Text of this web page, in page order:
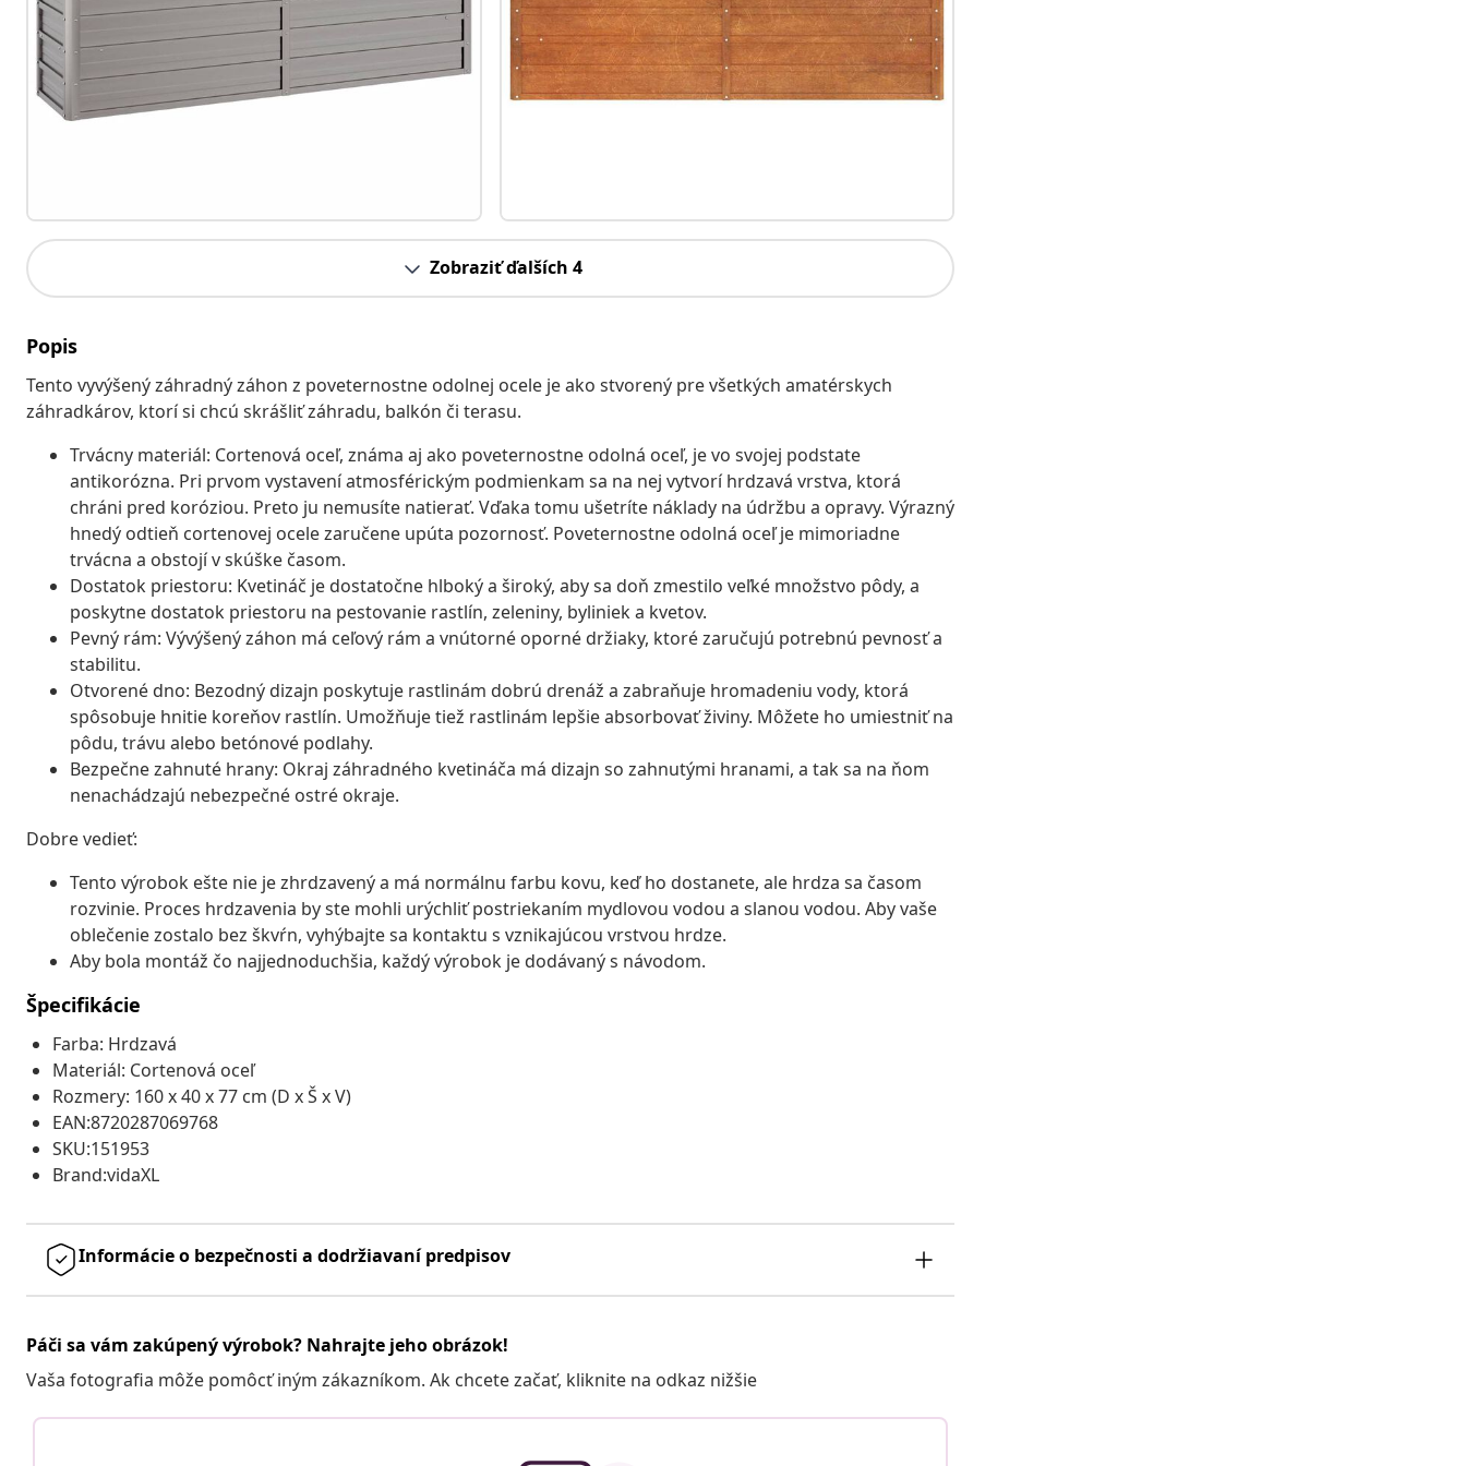
Zobraziť ďalších 4
Popis
Tento vyvýšený záhradný záhon z poveternostne odolnej ocele je ako stvorený pre všetkých amatérskych
záhradkárov, ktorí si chcú skrášliť záhradu, balkón či terasu.
Trvácny materiál: Cortenová oceľ, známa aj ako poveternostne odolná oceľ, je vo svojej podstate
antikorózna. Pri prvom vystavení atmosférickým podmienkam sa na nej vytvorí hrdzavá vrstva, ktorá
chráni pred koróziou. Preto ju nemusíte natierať. Vďaka tomu ušetríte náklady na údržbu a opravy. Výrazný
hnedý odtieň cortenovej ocele zaručene upúta pozornosť. Poveternostne odolná oceľ je mimoriadne
trvácna a obstojí v skúške časom.
Dostatok priestoru: Kvetináč je dostatočne hlboký a široký, aby sa doň zmestilo veľké množstvo pôdy, a
poskytne dostatok priestoru na pestovanie rastlín, zeleniny, byliniek a kvetov.
Pevný rám: Vývýšený záhon má ceľový rám a vnútorné oporné držiaky, ktoré zaručujú potrebnú pevnosť a
stabilitu.
Otvorené dno: Bezodný dizajn poskytuje rastlinám dobrú drenáž a zabraňuje hromadeniu vody, ktorá
spôsobuje hnitie koreňov rastlín. Umožňuje tiež rastlinám lepšie absorbovať živiny. Môžete ho umiestniť na
pôdu, trávu alebo betónové podlahy.
Bezpečne zahnuté hrany: Okraj záhradného kvetináča má dizajn so zahnutými hranami, a tak sa na ňom
nenachádzajú nebezpečné ostré okraje.
Dobre vedieť:
Tento výrobok ešte nie je zhrdzavený a má normálnu farbu kovu, keď ho dostanete, ale hrdza sa časom
rozvinie. Proces hrdzavenia by ste mohli urýchliť postriekaním mydlovou vodou a slanou vodou. Aby vaše
oblečenie zostalo bez škvŕn, vyhýbajte sa kontaktu s vznikajúcou vrstvou hrdze.
Aby bola montáž čo najjednoduchšia, každý výrobok je dodávaný s návodom.
Špecifikácie
Farba: Hrdzavá
Materiál: Cortenová oceľ
Rozmery: 160 x 40 x 77 cm (D x Š x V)
EAN:8720287069768
SKU:151953
Brand:vidaXL
Informácie o bezpečnosti a dodržiavaní predpisov
Páči sa vám zakúpený výrobok? Nahrajte jeho obrázok!
Vaša fotografia môže pomôcť iným zákazníkom. Ak chcete začať, kliknite na odkaz nižšie